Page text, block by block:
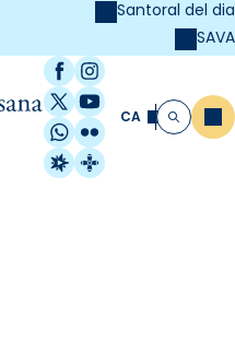
Santoral del dia
SAVA
Facebook
Instagram
X / Twitter
YouTube
WhatsApp
Flickr
Radio Estel
Catalunya
CA Cerca